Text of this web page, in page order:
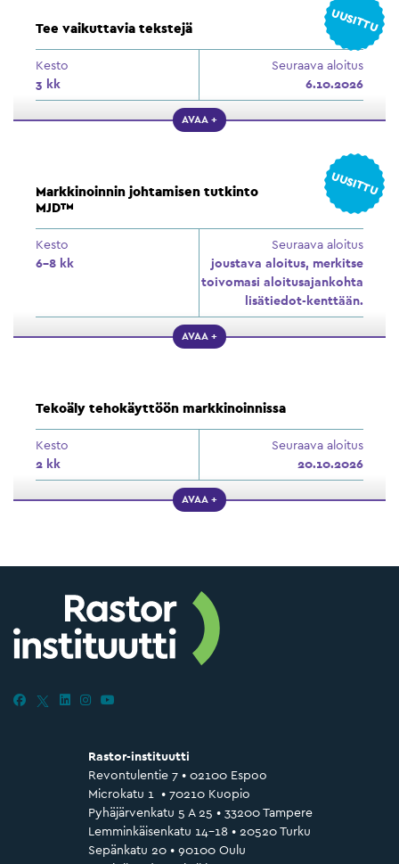
Tee vaikuttavia tekstejä
Kesto
3 kk
Seuraava aloitus
6.10.2026
AVAA +
UUSITTU
Markkinoinnin johtamisen tutkinto
MJD™
Kesto
6–8 kk
Seuraava aloitus
joustava aloitus, merkitse
toivomasi aloitusajankohta
lisätiedot-kenttään.
AVAA +
UUSITTU
Tekoäly tehokäyttöön markkinoinnissa
Kesto
2 kk
Seuraava aloitus
20.10.2026
AVAA +
Rastor-instituutti
Revontulentie 7 • 02100 Espoo
Microkatu 1 • 70210 Kuopio
Pyhäjärvenkatu 5 A 25 • 33200 Tampere
Lemminkäisenkatu 14–18 • 20520 Turku
Sepänkatu 20 • 90100 Oulu